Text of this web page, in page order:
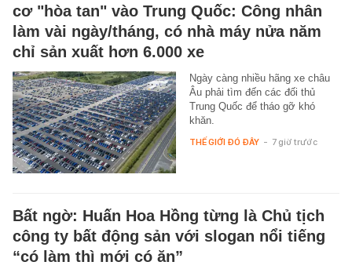
cơ "hòa tan" vào Trung Quốc: Công nhân
làm vài ngày/tháng, có nhà máy nửa năm
chỉ sản xuất hơn 6.000 xe
Ngày càng nhiều hãng xe châu
Âu phải tìm đến các đối thủ
Trung Quốc để tháo gỡ khó
khăn.
THẾ GIỚI ĐÓ ĐÂY - 7 giờ trước
Bất ngờ: Huấn Hoa Hồng từng là Chủ tịch
công ty bất động sản với slogan nổi tiếng
“có làm thì mới có ăn”